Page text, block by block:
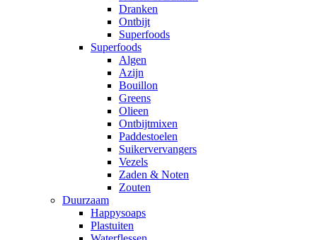
Dranken
Ontbijt
Superfoods
Superfoods
Algen
Azijn
Bouillon
Greens
Olieen
Ontbijtmixen
Paddestoelen
Suikervervangers
Vezels
Zaden & Noten
Zouten
Duurzaam
Happysoaps
Plastuiten